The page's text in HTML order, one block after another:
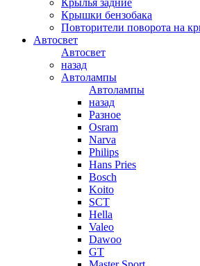
Крылья задние
Крышки бензобака
Повторители поворота на
Автосвет
Автосвет
назад
Автолампы
Автолампы
назад
Разное
Osram
Narva
Philips
Hans Pries
Bosch
Koito
SCT
Hella
Valeo
Dawoo
GT